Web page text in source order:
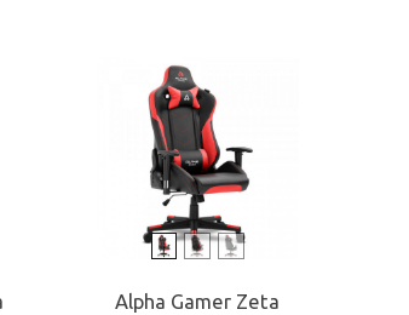
Alpha Gamer Zeta